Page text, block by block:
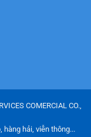
COMERCIAL CO.,
hải, viễn thông...